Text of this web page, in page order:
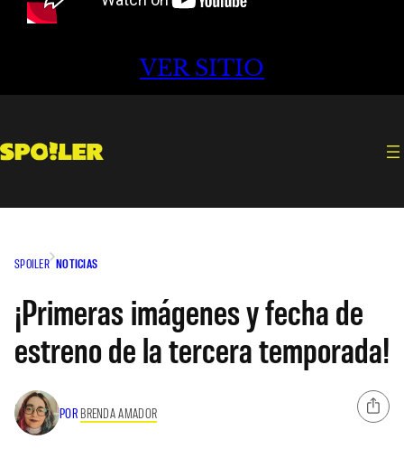
VER SITIO
SPOILER NOTICIAS
¡Primeras imágenes y fecha de
estreno de la tercera temporada!
POR BRENDA AMADOR